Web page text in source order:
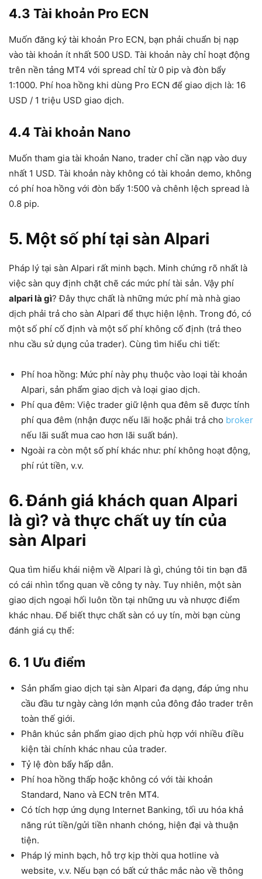
4.3 Tài khoản Pro ECN
Muốn đăng ký tài khoản Pro ECN, bạn phải chuẩn bị nạp
vào tài khoản ít nhất 500 USD. Tài khoản này chỉ hoạt động
trên nền tảng MT4 với spread chỉ từ 0 pip và đòn bẩy
1:1000. Phí hoa hồng khi dùng Pro ECN để giao dịch là: 16
USD / 1 triệu USD giao dịch.
4.4 Tài khoản Nano
Muốn tham gia tài khoản Nano, trader chỉ cần nạp vào duy
nhất 1 USD. Tài khoản này không có tài khoản demo, không
có phí hoa hồng với đòn bẩy 1:500 và chênh lệch spread là
0.8 pip.
5. Một số phí tại sàn Alpari
Pháp lý tại sàn Alpari rất minh bạch. Minh chứng rõ nhất là
việc sàn quy định chặt chẽ các mức phí tài sản. Vậy phí
alpari là gì? Đây thực chất là những mức phí mà nhà giao
dịch phải trả cho sàn Alpari để thực hiện lệnh. Trong đó, có
một số phí cố định và một số phí không cố định (trả theo
nhu cầu sử dụng của trader). Cùng tìm hiểu chi tiết:
Phí hoa hồng: Mức phí này phụ thuộc vào loại tài khoản
Alpari, sản phẩm giao dịch và loại giao dịch.
Phí qua đêm: Việc trader giữ lệnh qua đêm sẽ được tính
phí qua đêm (nhận được nếu lãi hoặc phải trả cho broker
nếu lãi suất mua cao hơn lãi suất bán).
Ngoài ra còn một số phí khác như: phí không hoạt động,
phí rút tiền, v.v.
6. Đánh giá khách quan Alpari
là gì? và thực chất uy tín của
sàn Alpari
Qua tìm hiểu khái niệm về Alpari là gì, chúng tôi tin bạn đã
có cái nhìn tổng quan về công ty này. Tuy nhiên, một sàn
giao dịch ngoại hối luôn tồn tại những ưu và nhược điểm
khác nhau. Để biết thực chất sàn có uy tín, mời bạn cùng
đánh giá cụ thể:
6. 1 Ưu điểm
Sản phẩm giao dịch tại sàn Alpari đa dạng, đáp ứng nhu
cầu đầu tư ngày càng lớn mạnh của đông đảo trader trên
toàn thế giới.
Phân khúc sản phẩm giao dịch phù hợp với nhiều điều
kiện tài chính khác nhau của trader.
Tỷ lệ đòn bẩy hấp dẫn.
Phí hoa hồng thấp hoặc không có với tài khoản
Standard, Nano và ECN trên MT4.
Có tích hợp ứng dụng Internet Banking, tối ưu hóa khả
năng rút tiền/gửi tiền nhanh chóng, hiện đại và thuận
tiện.
Pháp lý minh bạch, hỗ trợ kịp thời qua hotline và
website, v.v. Nếu bạn có bất cứ thắc mắc nào về thông